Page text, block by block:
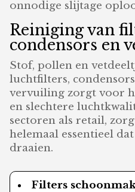
onnodige slijtage
Reiniging van
condensors en
Stof, pollen en
luchtfilters,
vervuiling zorgt voor
en slechtere
sectoren als retail,
helemaal essentieel
draaien.
Filters